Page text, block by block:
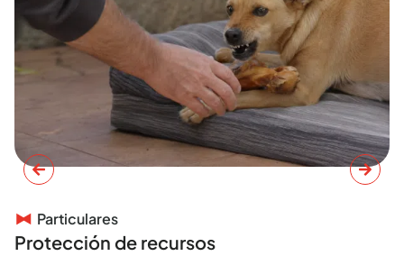
Particulares
Protección de recursos